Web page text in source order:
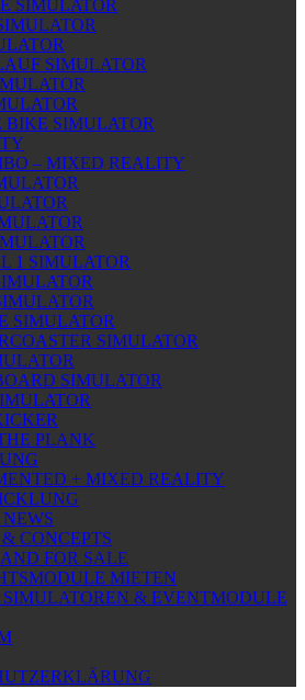
SIMULATOR
SIMULATOR
BIKE SIMULATOR
– MIXED REALITY
1 SIMULATOR
SIMULATOR
SIMULATOR
SIMULATOR
PLANK
+ MIXED REALITY
CONCEPTS
FOR SALE
MIETEN
& EVENTMODULE